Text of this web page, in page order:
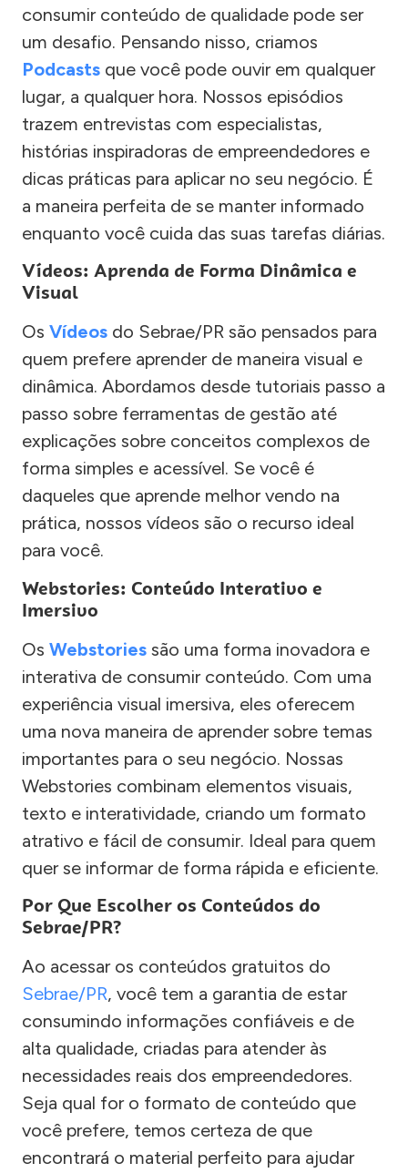
consumir conteúdo de qualidade pode ser
um desafio. Pensando nisso, criamos
Podcasts que você pode ouvir em qualquer
lugar, a qualquer hora. Nossos episódios
trazem entrevistas com especialistas,
histórias inspiradoras de empreendedores e
dicas práticas para aplicar no seu negócio. É
a maneira perfeita de se manter informado
enquanto você cuida das suas tarefas diárias.
Vídeos: Aprenda de Forma Dinâmica e
Visual
Os Vídeos do Sebrae/PR são pensados para
quem prefere aprender de maneira visual e
dinâmica. Abordamos desde tutoriais passo a
passo sobre ferramentas de gestão até
explicações sobre conceitos complexos de
forma simples e acessível. Se você é
daqueles que aprende melhor vendo na
prática, nossos vídeos são o recurso ideal
para você.
Webstories: Conteúdo Interativo e
Imersivo
Os Webstories são uma forma inovadora e
interativa de consumir conteúdo. Com uma
experiência visual imersiva, eles oferecem
uma nova maneira de aprender sobre temas
importantes para o seu negócio. Nossas
Webstories combinam elementos visuais,
texto e interatividade, criando um formato
atrativo e fácil de consumir. Ideal para quem
quer se informar de forma rápida e eficiente.
Por Que Escolher os Conteúdos do
Sebrae/PR?
Ao acessar os conteúdos gratuitos do
Sebrae/PR, você tem a garantia de estar
consumindo informações confiáveis e de
alta qualidade, criadas para atender às
necessidades reais dos empreendedores.
Seja qual for o formato de conteúdo que
você prefere, temos certeza de que
encontrará o material perfeito para ajudar